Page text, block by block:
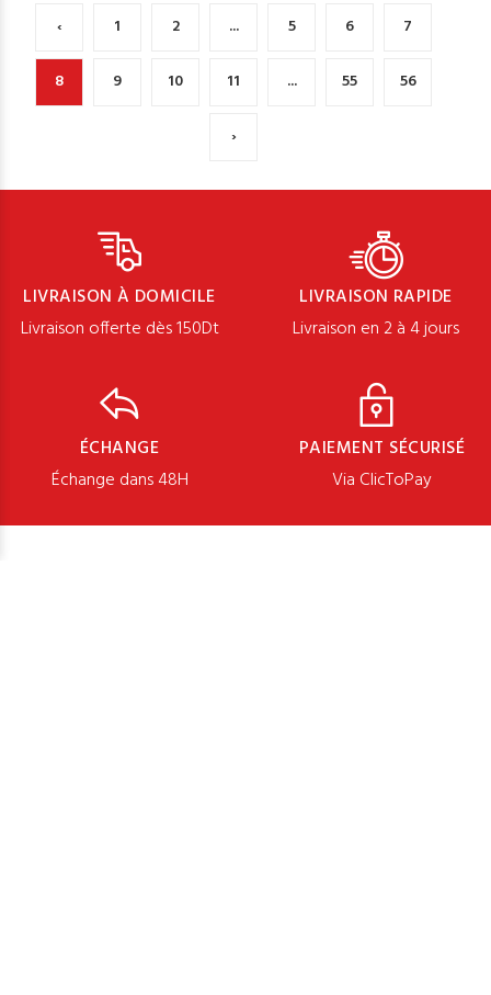
‹ 1 2 ... 5 6 7
8 9 10 11 ... 55 56
›
LIVRAISON À DOMICILE
Livraison offerte dès 150Dt
LIVRAISON RAPIDE
Livraison en 2 à 4 jours
ÉCHANGE
Échange dans 48H
PAIEMENT SÉCURISÉ
Via ClicToPay